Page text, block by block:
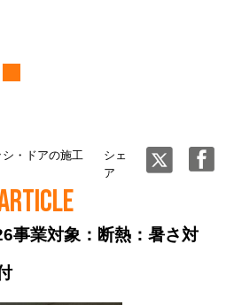
シ・ドアの施工
シェ
ア
事業対象：断熱：暑さ対